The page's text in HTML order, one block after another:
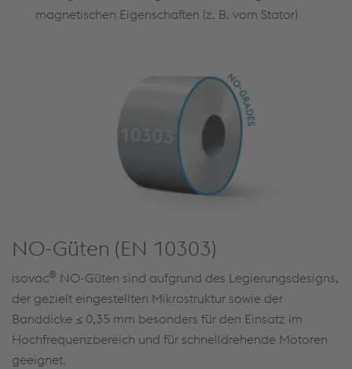
magnetischen Eigenschaften (z. B. vom Stator)
NO-Güten (EN 10303)
isovac® NO-Güten sind aufgrund des Legierungsdesigns,
der gezielt eingestellten Mikrostruktur sowie der
Banddicke ≤ 0,35 mm besonders für den Einsatz im
Hochfrequenzbereich und für schnelldrehende Motoren
geeignet.